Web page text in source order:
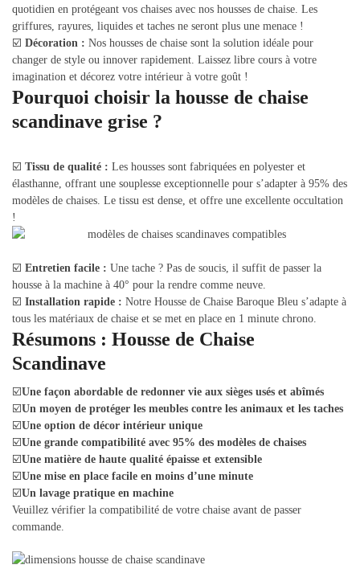
quotidien en protégeant vos chaises avec nos housses de chaise. Les
griffures, rayures, liquides et taches ne seront plus une menace !
☑️ Décoration : Nos housses de chaise sont la solution idéale pour
changer de style ou innover rapidement. Laissez libre cours à votre
imagination et décorez votre intérieur à votre goût !
Pourquoi choisir la housse de chaise
scandinave grise ?
☑️ Tissu de qualité : Les housses sont fabriquées en polyester et
élasthanne, offrant une souplesse exceptionnelle pour s’adapter à 95% des
modèles de chaises. Le tissu est dense, et offre une excellente occultation
!
☑️ Entretien facile : Une tache ? Pas de soucis, il suffit de passer la
housse à la machine à 40° pour la rendre comme neuve.
☑️ Installation rapide : Notre Housse de Chaise Baroque Bleu s’adapte à
tous les matériaux de chaise et se met en place en 1 minute chrono.
Résumons : Housse de Chaise
Scandinave
☑️Une façon abordable de redonner vie aux sièges usés et abîmés
☑️Un moyen de protéger les meubles contre les animaux et les taches
☑️Une option de décor intérieur unique
☑️Une grande compatibilité avec 95% des modèles de chaises
☑️Une matière de haute qualité épaisse et extensible
☑️Une mise en place facile en moins d’une minute
☑️Un lavage pratique en machine
Veuillez vérifier la compatibilité de votre chaise avant de passer
commande.